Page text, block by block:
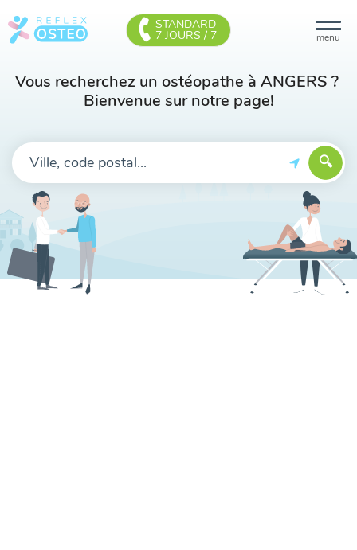
menu
STANDARD
7 JOURS / 7
Vous recherchez un ostéopathe à ANGERS ?
Bienvenue sur notre page!